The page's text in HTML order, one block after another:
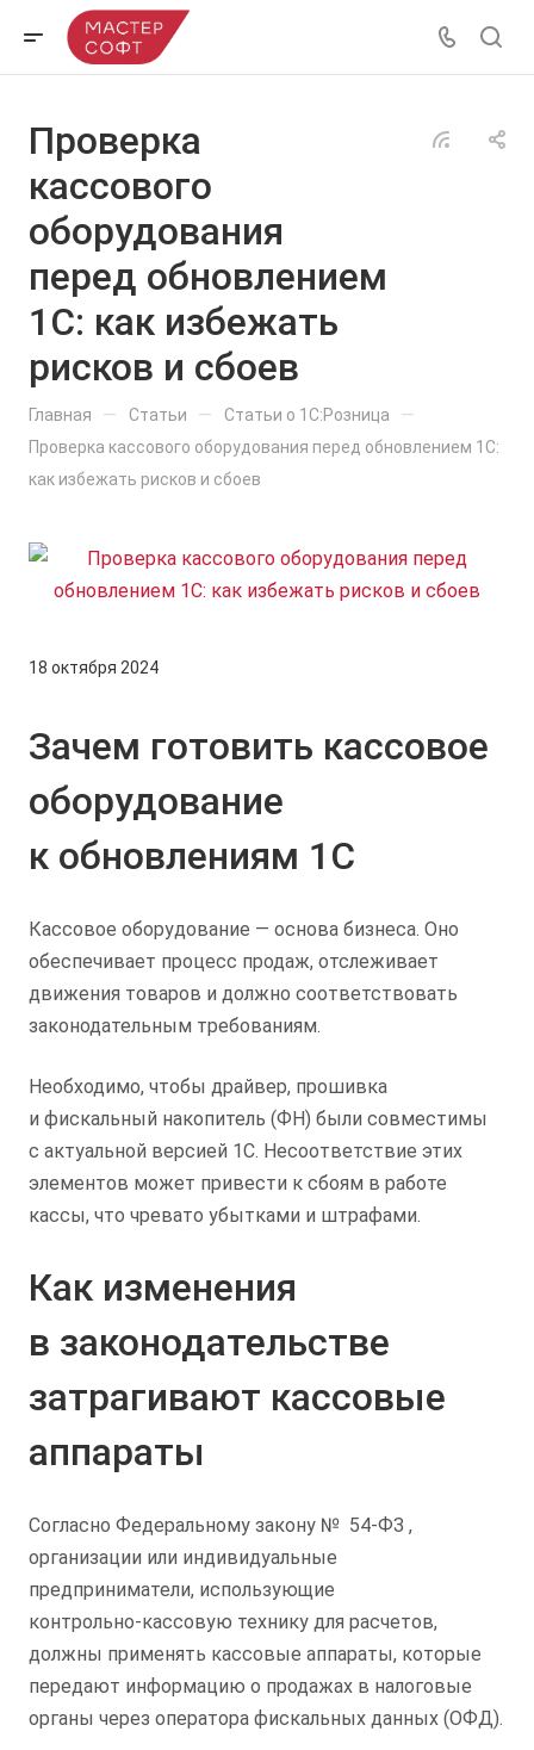
Проверка
кассового
оборудования
перед обновлением
1С: как избежать
рисков и сбоев
Главная — Статьи — Статьи о 1С:Розница —
Проверка кассового оборудования перед обновлением 1С:
как избежать рисков и сбоев
18 октября 2024
Зачем готовить кассовое
оборудование
к обновлениям 1С
Кассовое оборудование — основа бизнеса. Оно
обеспечивает процесс продаж, отслеживает
движения товаров и должно соответствовать
законодательным требованиям.
Необходимо, чтобы драйвер, прошивка
и фискальный накопитель (ФН) были совместимы
с актуальной версией 1С. Несоответствие этих
элементов может привести к сбоям в работе
кассы, что чревато убытками и штрафами.
Как изменения
в законодательстве
затрагивают кассовые
аппараты
Согласно Федеральному закону № 54-ФЗ ,
организации или индивидуальные
предприниматели, использующие
контрольно-кассовую технику для расчетов,
должны применять кассовые аппараты, которые
передают информацию о продажах в налоговые
органы через оператора фискальных данных (ОФД).